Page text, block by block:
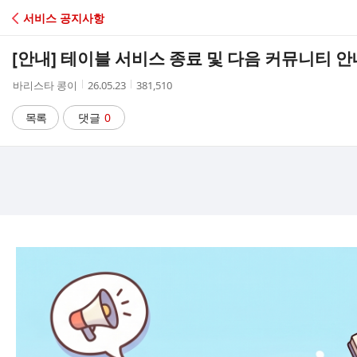
C
A
서비스 공지사항
[안내] 테이블 서비스 종료 및 다음 커뮤니티 안
작
자
바리스타 콩이
작
시
간
26.05.23
조
381,510
목록 댓글 0